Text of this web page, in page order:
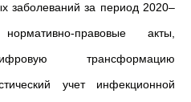
заболеваний за период 2020–
правовые акты,
трансформацию
учет инфекционной